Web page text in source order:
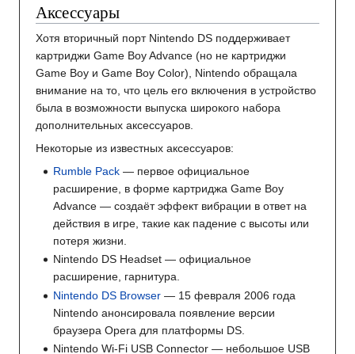
Аксессуары
Хотя вторичный порт Nintendo DS поддерживает
картриджи Game Boy Advance (но не картриджи
Game Boy и Game Boy Color), Nintendo обращала
внимание на то, что цель его включения в устройство
была в возможности выпуска широкого набора
дополнительных аксессуаров.
Некоторые из известных аксессуаров:
Rumble Pack — первое официальное
расширение, в форме картриджа Game Boy
Advance — создаёт эффект вибрации в ответ на
действия в игре, такие как падение с высоты или
потеря жизни.
Nintendo DS Headset — официальное
расширение, гарнитура.
Nintendo DS Browser — 15 февраля 2006 года
Nintendo анонсировала появление версии
браузера Opera для платформы DS.
Nintendo Wi-Fi USB Connector — небольшое USB